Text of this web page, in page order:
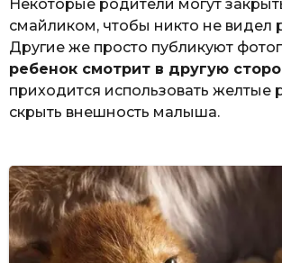
Некоторые родители могут
смайликом, чтобы никто не видел
Другие же просто публикуют
ребенок смотрит в другую
приходится использовать желтые
скрыть внешность малыша.